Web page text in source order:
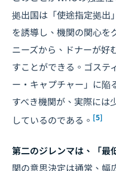
拠出国は「使途指定拠出
を誘導し、機関の関心を
ニーズから、ドナーが好
すことができる。ゴステ
ー・キャプチャー」に
すべき機関が、実際には
しているのである。 [5]
第二のジレンマは、「最
関の意思決定は通常、幅